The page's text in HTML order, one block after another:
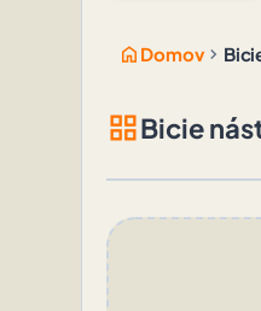
home Domov chevron_right
grid_viewBicie